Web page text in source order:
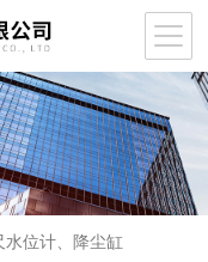
水位计、降尘缸